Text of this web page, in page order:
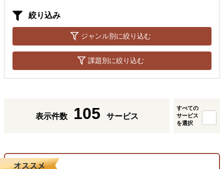
絞り込み
ジャンル別に絞り込む
課題別に絞り込む
表示件数 105 サービス
すべての
サービス
を選択